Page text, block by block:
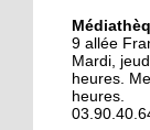
La
18
9 allée
Mardi,
heures.
heures.